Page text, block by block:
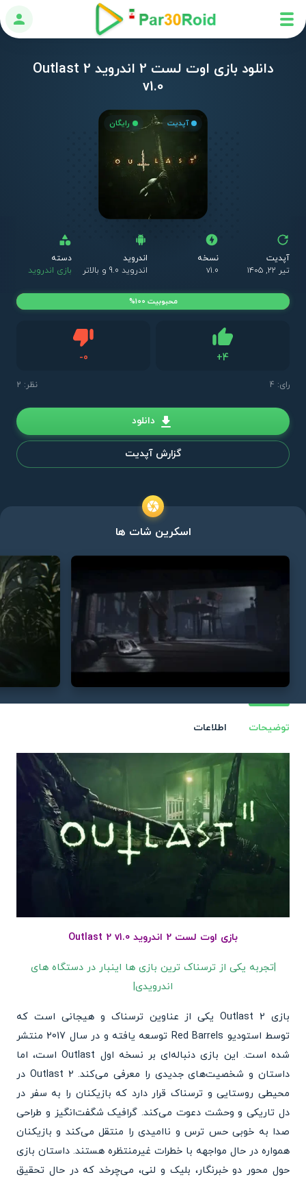
ورود
دانلود بازی اوت لست 2 اندروید Outlast 2
v1.0
آپدیت رایگان
آپدیت
تیر ۲۲, ۱۴۰۵
نسخه
v1.0
اندروید
اندروید 9.0 و بالاتر
دسته
بازی اندروید
+4
-0دیس لایک
رای: 4 نظر: 2
محبوبیت 100%
دانلود
گزارش آپدیت
اسکرین شات ها
توضیحات اطلاعات
بازی اوت لست 2 اندروید Outlast 2 v1.0
|تجربه یکی از ترسناک ترین بازی ها اینبار در دستگاه های
اندرویدی|
بازی Outlast 2 یکی از عناوین ترسناک و هیجانی است که
توسط استودیو Red Barrels توسعه یافته و در سال 2017 منتشر
شده است. این بازی دنباله‌ای بر نسخه اول Outlast است، اما
داستان و شخصیت‌های جدیدی را معرفی می‌کند. Outlast 2 در
محیطی روستایی و ترسناک قرار دارد که بازیکنان را به سفر در
دل تاریکی و وحشت دعوت می‌کند. گرافیک شگفت‌انگیز و طراحی
صدا به خوبی حس ترس و ناامیدی را منتقل می‌کند و بازیکنان
همواره در حال مواجهه با خطرات غیرمنتظره هستند. داستان بازی
حول محور دو خبرنگار، بلیک و لنی، می‌چرخد که در حال تحقیق